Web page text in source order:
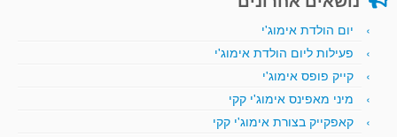
יום הולדת אימוג'י
פעילות ליום הולדת אימוג'י
קייק פופס אימוג'י
מיני מאפינס אימוג'י קקי
קאפקייק בצורת אימוג'י קקי